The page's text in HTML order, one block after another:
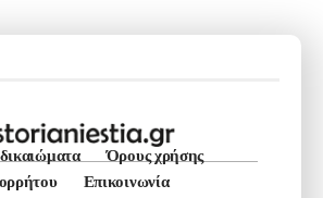
Όρους χρήσης
Επικοινωνία